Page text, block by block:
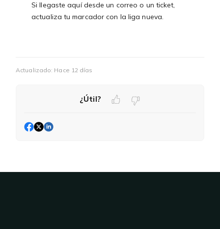
Si llegaste aquí desde un correo o un ticket,
actualiza tu marcador con la liga nueva.
Actualizado: Hace 12 días
¿Útil?